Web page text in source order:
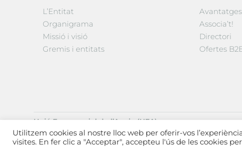
L’Entitat
Organigrama
Missió i visió
Gremis i entitats
Avantatges
Associa’t!
Directori
Ofertes
Unió Empresarial de l’Anoia (UEA)
Ctra. de Manresa, 131, 08700 – Igualada(Barcelona)
Tel 93 805 22 92
Utilitzem cookies al nostre lloc web per oferir-vos
visites. En fer clic a "Acceptar", accepteu l'ús de les cookies